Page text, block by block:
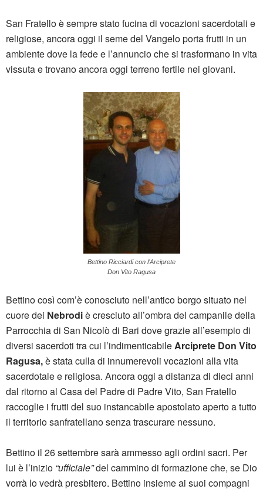
San Fratello è sempre stato fucina di vocazioni sacerdotali e
religiose, ancora oggi il seme del Vangelo porta frutti in un
ambiente dove la fede e l’annuncio che si trasformano in vita
vissuta e trovano ancora oggi terreno fertile nei giovani.
Bettino Ricciardi con l’Arciprete
Don Vito Ragusa
Bettino così com’è conosciuto nell’antico borgo situato nel
cuore dei Nebrodiè cresciuto all’ombra del campanile della
Parrocchia di San Nicolò di Bari dove grazie all’esempio di
diversi sacerdoti tra cui l’indimenticabileArciprete Don Vito
Ragusa,è stata culla di innumerevoli vocazioni alla vita
sacerdotale e religiosa. Ancora oggi a distanza di dieci anni
dal ritorno al Casa del Padre di Padre Vito, San Fratello
raccoglie i frutti del suo instancabile apostolato aperto a tutto
il territorio sanfratellano senza trascurare nessuno.
Bettino il 26 settembre sarà ammesso agli ordini sacri. Per
lui è l’inizio “ufficiale”del cammino di formazione che, se Dio
vorrà lo vedrà presbitero. Bettino insieme ai suoi compagni